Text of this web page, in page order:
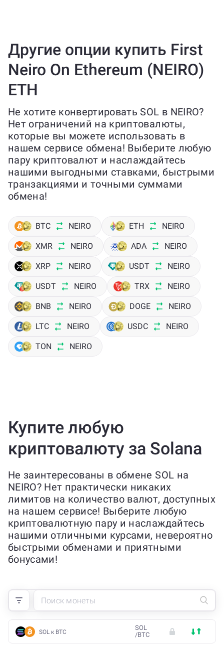
Другие опции купить First
Neiro On Ethereum (NEIRO)
ETH
Не хотите конвертировать SOL в NEIRO?
Нет ограничений на криптовалюты,
которые вы можете использовать в
нашем сервисе обмена! Выберите любую
пару криптовалют и наслаждайтесь
нашими выгодными ставками, быстрыми
транзакциями и точными суммами
обмена!
BTC NEIRO ETH NEIRO
XMR NEIRO ADA NEIRO
XRP NEIRO USDT NEIRO
USDT NEIRO TRX NEIRO
BNB NEIRO DOGE NEIRO
LTC NEIRO USDC NEIRO
TON NEIRO
Купите любую
криптовалюту за Solana
Не заинтересованы в обмене SOL на
NEIRO? Нет практически никаких
лимитов на количество валют, доступных
на нашем сервисе! Выберите любую
криптовалютную пару и наслаждайтесь
нашими отличными курсами, невероятно
быстрыми обменами и приятными
бонусами!
SOL к BTC
SOL
/BTC